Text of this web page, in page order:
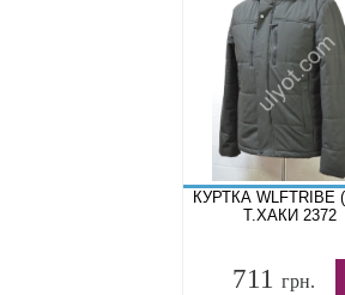
КУРТКА WLFTRIBE
Т.ХАКИ 2372
711грн.